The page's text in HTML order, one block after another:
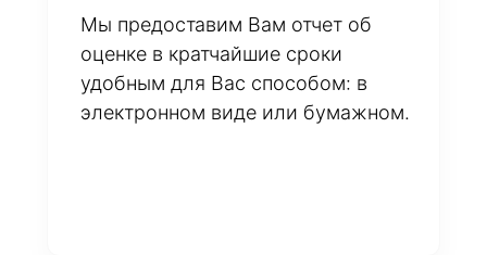
Мы предоставим Вам отчет об
оценке в кратчайшие сроки
удобным для Вас способом: в
электронном виде или бумажном.